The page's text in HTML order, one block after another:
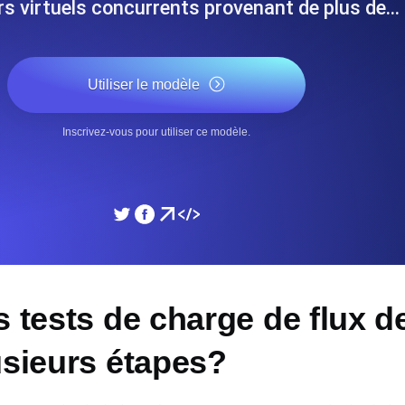
de votre site Web. Surveiller la vitesse et
SSL Monitoring
depuis 26 régions. Monitoring as Code
Moniteurs en YAML, JS et
virtuels concurrents provenant de plus de…
Utiliser le modèle
Inscrivez-vous pour utiliser ce modèle.
tests de charge de flux
étapes?